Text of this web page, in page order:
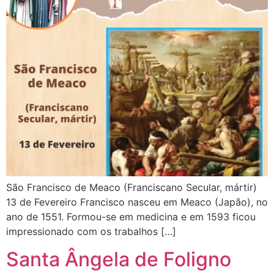
São Francisco de Meaco (Franciscano Secular, mártir)
13 de Fevereiro Francisco nasceu em Meaco (Japão), no
ano de 1551. Formou-se em medicina e em 1593 ficou
impressionado com os trabalhos […]
Santa Ângela de Foligno